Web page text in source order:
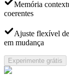
Memória
coerentes
Ajuste flexível de
em mudança
Experimente grátis